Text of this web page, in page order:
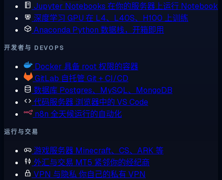
Jupyter Notebooks 在你的服务器上运行 Notebook
深度学习 GPU 在 L4、L40S、H100 上训练
Anaconda Python 数据栈，开箱即用
开发者与 DEVOPS
Docker 具备 root 权限的容器
GitLab 自托管 Git + CI/CD
数据库 Postgres、MySQL、MongoDB
代码服务器 浏览器中的 VS Code
n8n 全天候运行的自动化
运行与交易
游戏服务器 Minecraft、CS、ARK 等
外汇与交易 MT5 紧邻你的经纪商
VPN 与隐私 你自己的私有 VPN